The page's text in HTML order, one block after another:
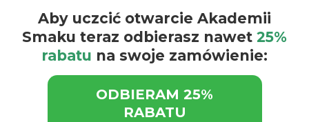
Aby uczcić otwarcie Akademii
Smaku teraz odbierasz nawet 25%
rabatu na swoje zamówienie:
ODBIERAM 25%
RABATU